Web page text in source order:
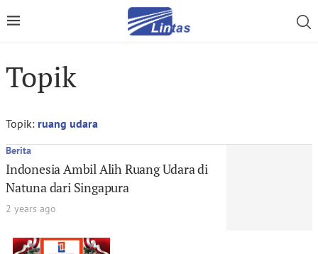
Topik
Topik: ruang udara
Berita
Indonesia Ambil Alih Ruang Udara di
Natuna dari Singapura
2 years ago